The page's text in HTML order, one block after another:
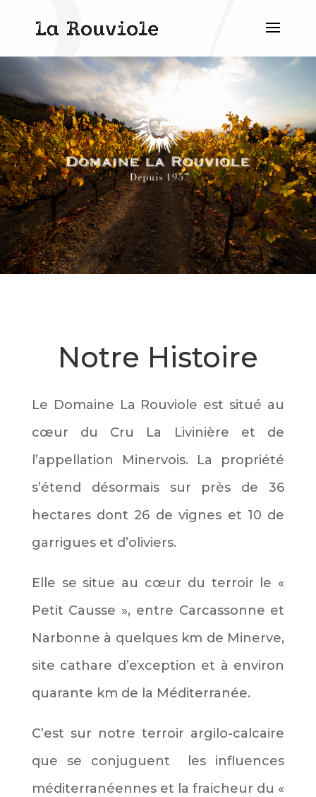
Notre Histoire
Le Domaine La Rouviole est situé au
cœur du Cru La Livinière et de
l’appellation Minervois. La propriété
s’étend désormais sur près de 36
hectares dont 26 de vignes et 10 de
garrigues et d’oliviers.
Elle se situe au cœur du terroir le «
Petit Causse », entre Carcassonne et
Narbonne à quelques km de Minerve,
site cathare d’exception et à environ
quarante km de la Méditerranée.
C’est sur notre terroir argilo-calcaire
que se conjuguent les influences
méditerranéennes et la fraicheur du «